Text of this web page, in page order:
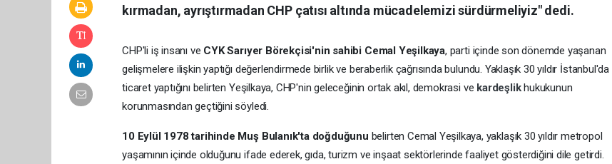
kırmadan, ayrıştırmadan CHP çatısı altında mücadelemizi sürdürmeliyiz" dedi.
CHP'li iş insanı ve CYK Sarıyer Börekçisi'nin sahibi Cemal Yeşilkaya, parti içinde son dönemde yaşanan
gelişmelere ilişkin yaptığı değerlendirmede birlik ve beraberlik çağrısında bulundu. Yaklaşık 30 yıldır İstanbul'da
ticaret yaptığını belirten Yeşilkaya, CHP'nin geleceğinin ortak akıl, demokrasi ve kardeşlikhukukunun
korunmasından geçtiğini söyledi.
10 Eylül 1978 tarihinde Muş Bulanık'ta doğduğunu belirten Cemal Yeşilkaya, yaklaşık 30 yıldır metropol
yaşamının içinde olduğunu ifade ederek, gıda, turizm ve inşaat sektörlerinde faaliyet gösterdiğini dile getirdi.